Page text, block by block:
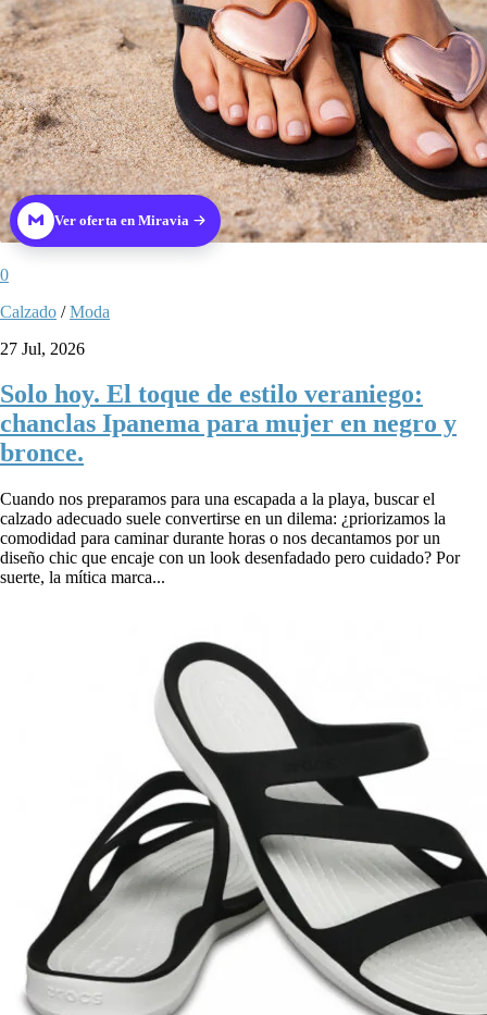
Ver oferta en Miravia
0
Calzado /Moda
27 Jul, 2026
Solo hoy. El toque de estilo veraniego:
chanclas Ipanema para mujer en negro y
bronce.
Cuando nos preparamos para una escapada a la playa, buscar el
calzado adecuado suele convertirse en un dilema: ¿priorizamos la
comodidad para caminar durante horas o nos decantamos por un
diseño chic que encaje con un look desenfadado pero cuidado? Por
suerte, la mítica marca...